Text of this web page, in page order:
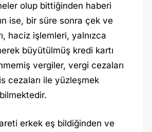
olup bittiğinden haberi
ise, bir süre sonra çek ve
haciz işlemleri, yalnızca
büyütülmüş kredi kartı
vergiler, vergi cezaları
cezaları ile yüzleşmek
erkek eş bildiğinden ve